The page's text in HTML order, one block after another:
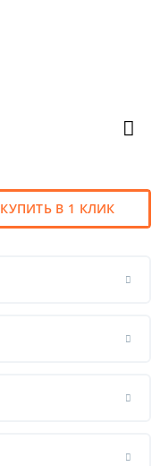
КУПИТЬ В 1 КЛИК